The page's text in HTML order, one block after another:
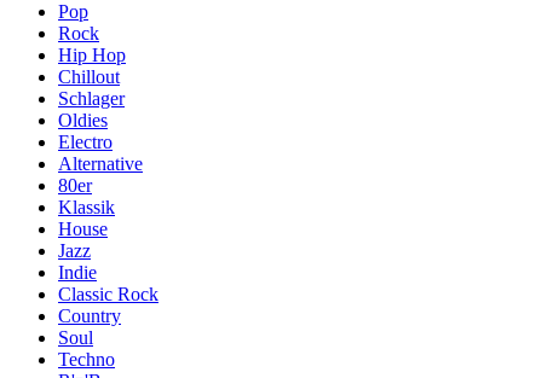
Pop
Rock
Hip Hop
Chillout
Schlager
Oldies
Electro
Alternative
80er
Klassik
House
Jazz
Indie
Classic Rock
Country
Soul
Techno